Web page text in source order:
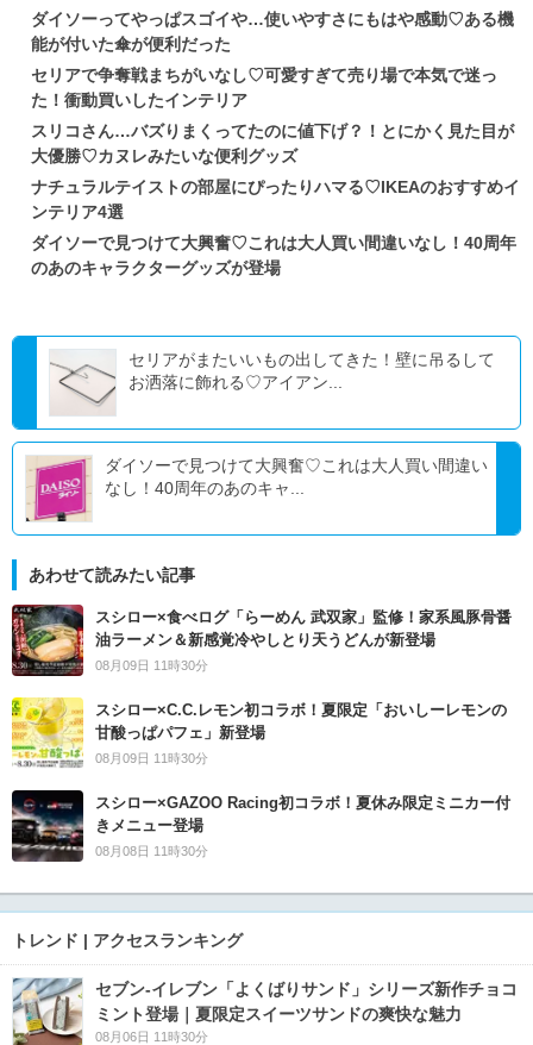
ダイソーってやっぱスゴイや…使いやすさにもはや感動♡ある機
能が付いた傘が便利だった
セリアで争奪戦まちがいなし♡可愛すぎて売り場で本気で迷っ
た！衝動買いしたインテリア
スリコさん…バズりまくってたのに値下げ？！とにかく見た目が
大優勝♡カヌレみたいな便利グッズ
ナチュラルテイストの部屋にぴったりハマる♡IKEAのおすすめイ
ンテリア4選
ダイソーで見つけて大興奮♡これは大人買い間違いなし！40周年
のあのキャラクターグッズが登場
セリアがまたいいもの出してきた！壁に吊るして
お洒落に飾れる♡アイアン...
ダイソーで見つけて大興奮♡これは大人買い間違い
なし！40周年のあのキャ...
あわせて読みたい記事
スシロー×食べログ「らーめん 武双家」監修！家系風豚骨醤
油ラーメン＆新感覚冷やしとり天うどんが新登場
08月09日 11時30分
スシロー×C.C.レモン初コラボ！夏限定「おいしーレモンの
甘酸っぱパフェ」新登場
08月09日 11時30分
スシロー×GAZOO Racing初コラボ！夏休み限定ミニカー付
きメニュー登場
08月08日 11時30分
トレンド | アクセスランキング
セブン‐イレブン「よくばりサンド」シリーズ新作チョコ
ミント登場｜夏限定スイーツサンドの爽快な魅力
08月06日 11時30分